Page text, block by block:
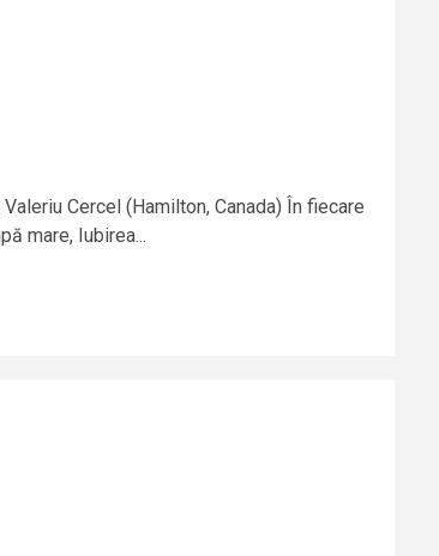
Cercel (Hamilton, Canada) În fiecare
mare, Iubirea...